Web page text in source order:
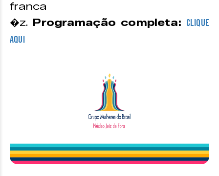
franca
�z. Programação completa: CLIQUE
AQUI